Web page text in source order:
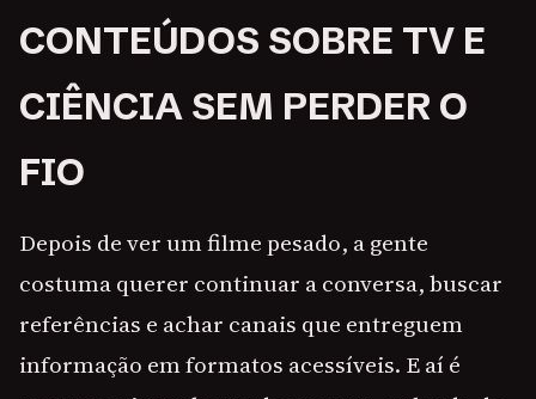
CONTEÚDOS SOBRE TV E
CIÊNCIA SEM PERDER O
FIO
Depois de ver um filme pesado, a gente
costuma querer continuar a conversa, buscar
referências e achar canais que entreguem
informação em formatos acessíveis. E aí é